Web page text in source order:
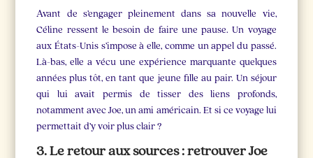
Avant de s’engager pleinement dans sa nouvelle vie,
Céline ressent le besoin de faire une pause. Un voyage
aux États-Unis s’impose à elle, comme un appel du passé.
Là-bas, elle a vécu une expérience marquante quelques
années plus tôt, en tant que jeune fille au pair. Un séjour
qui lui avait permis de tisser des liens profonds,
notamment avec Joe, un ami américain. Et si ce voyage lui
permettait d’y voir plus clair ?
3. Le retour aux sources : retrouver Joe